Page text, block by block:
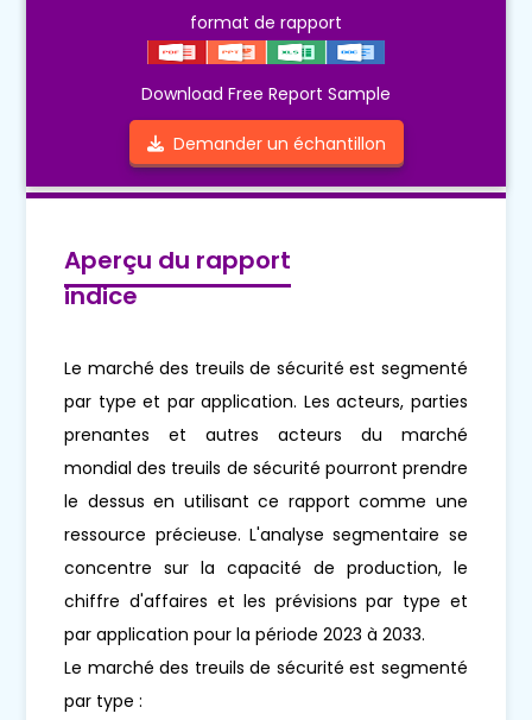
format de rapport
Download Free Report Sample
Demander un échantillon
Aperçu du rapport
indice
Le marché des treuils de sécurité est segmenté
par type et par application. Les acteurs, parties
prenantes et autres acteurs du marché
mondial des treuils de sécurité pourront prendre
le dessus en utilisant ce rapport comme une
ressource précieuse. L'analyse segmentaire se
concentre sur la capacité de production, le
chiffre d'affaires et les prévisions par type et
par application pour la période 2023 à 2033.
Le marché des treuils de sécurité est segmenté
par type :